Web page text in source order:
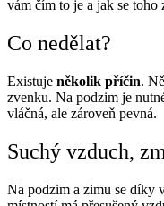
vám čím to je a jak se toho
Co nedělat?
Existuje několik příčin.
zvenku. Na podzim je
vláčná, ale zároveň pevná.
Suchý vzduch,
Na podzim a zimu se díky